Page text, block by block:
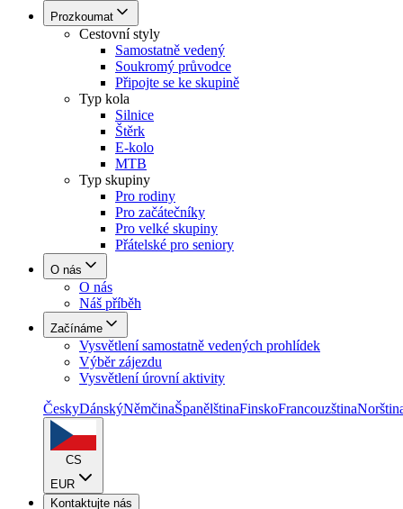
Prozkoumat
Cestovní styly
Samostatně vedený
Soukromý průvodce
Připojte se ke skupině
Typ kola
Silnice
Štěrk
E-kolo
MTB
Typ skupiny
Pro rodiny
Pro začátečníky
Pro velké skupiny
Přátelské pro seniory
O nás
O nás
Náš příběh
Začínáme
Vysvětlení samostatně vedených prohlídek
Výběr zájezdu
Vysvětlení úrovní aktivity
ČeskyDánskýNěmčinaŠpanělštinaFinskoFrancouzština
CS
EUR
Kontaktujte nás